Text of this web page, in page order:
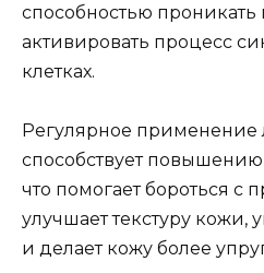
способностью проникать
активировать процесс
клетках.
Регулярное применение
способствует повышению
что помогает бороться с
улучшает текстуру
и делает кожу более